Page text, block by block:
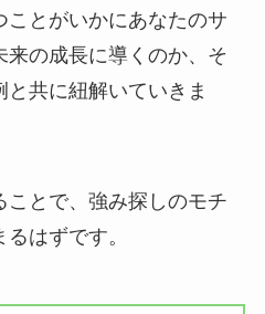
ことがいかにあなたのサ
来の成長に導くのか、そ
共に紐解いていきま
ことで、強み探しのモチ
はずです。